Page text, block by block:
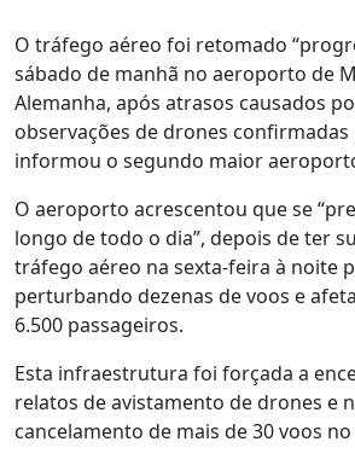
O tráfego aéreo foi retomado
sábado de manhã no aeroporto de
Alemanha, após atrasos causados
observações de drones confirmadas
informou o segundo maior
O aeroporto acrescentou que se
longo de todo o dia”, depois de ter
tráfego aéreo na sexta-feira à noite
perturbando dezenas de voos e
6.500 passageiros.
Esta infraestrutura foi forçada a
relatos de avistamento de drones e
cancelamento de mais de 30 voos